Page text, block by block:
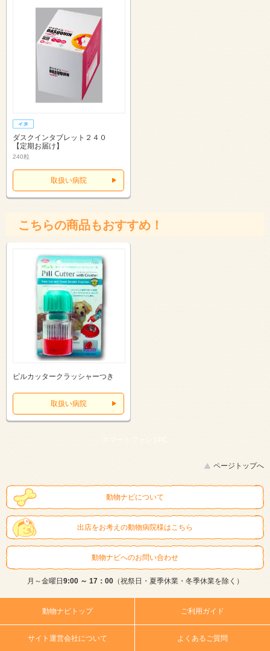
ダスクインタブレット２４０
【定期お届け】
240粒
取扱い病院
こちらの商品もおすすめ！
ピルカッタークラッシャーつき
取扱い病院
スマートフォン | PC
ページトップへ
動物ナビについて
出店をお考えの動物病院様はこちら
動物ナビへのお問い合わせ
月～金曜日 9:00 ～ 17：00（祝祭日・夏季休業・冬季休業を除く）
動物ナビトップ ご利用ガイド
サイト運営会社について よくあるご質問